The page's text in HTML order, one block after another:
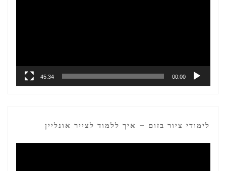
00:00
45:34
לימודי ציור בזום – איך ללמוד לצייר אונליין